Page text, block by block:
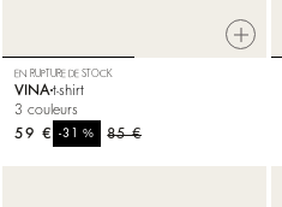
EN RUPTURE DE STOCK
VINA t-shirt
3 couleurs
85 €
-31%
59 €